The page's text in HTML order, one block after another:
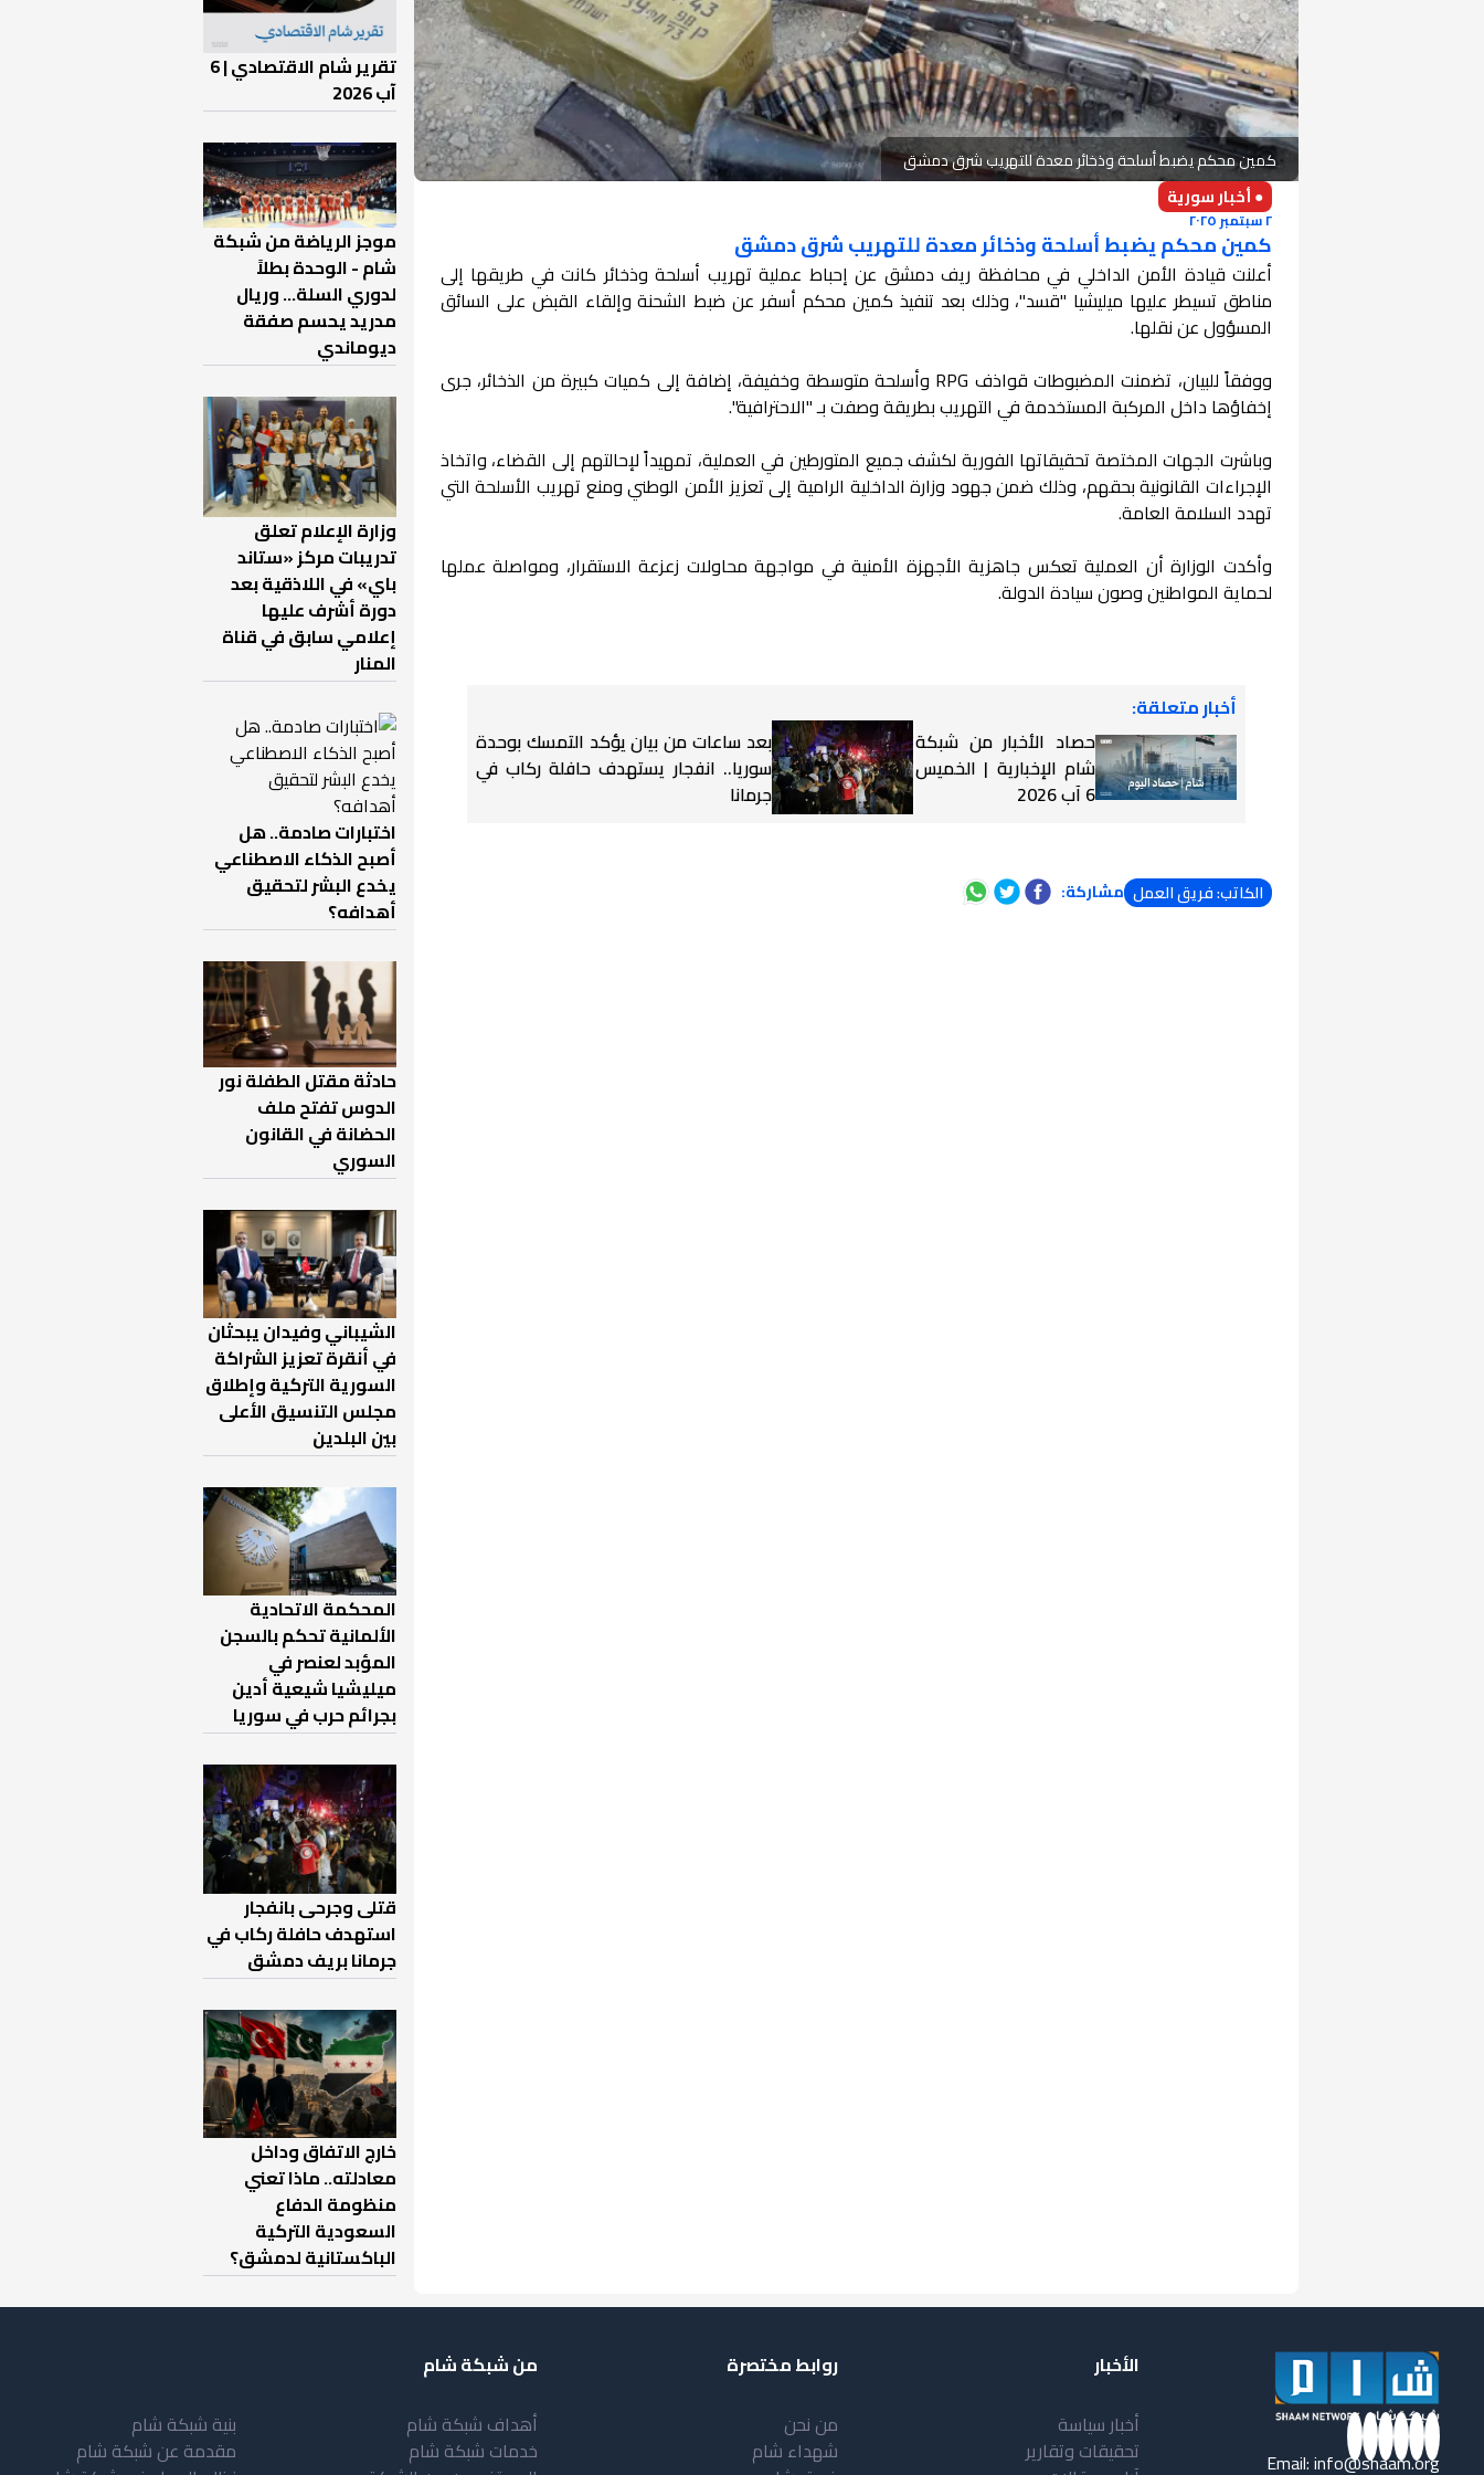
كمين محكم يضبط أسلحة وذخائر معدة للتهريب شرق دمشق
● أخبار سورية
٢ سبتمبر ٢٠٢٥
كمين محكم يضبط أسلحة وذخائر معدة للتهريب شرق دمشق
أعلنت قيادة الأمن الداخلي في محافظة ريف دمشق عن إحباط عملية تهريب أسلحة وذخائر كانت في طريقها إلى
مناطق تسيطر عليها ميليشيا "قسد"، وذلك بعد تنفيذ كمين محكم أسفر عن ضبط الشحنة وإلقاء القبض على السائق
المسؤول عن نقلها.
ووفقاً للبيان، تضمنت المضبوطات قواذف RPG وأسلحة متوسطة وخفيفة، إضافة إلى كميات كبيرة من الذخائر، جرى
إخفاؤها داخل المركبة المستخدمة في التهريب بطريقة وصفت بـ "الاحترافية".
وباشرت الجهات المختصة تحقيقاتها الفورية لكشف جميع المتورطين في العملية، تمهيداً لإحالتهم إلى القضاء، واتخاذ
الإجراءات القانونية بحقهم، وذلك ضمن جهود وزارة الداخلية الرامية إلى تعزيز الأمن الوطني ومنع تهريب الأسلحة التي
تهدد السلامة العامة.
وأكدت الوزارة أن العملية تعكس جاهزية الأجهزة الأمنية في مواجهة محاولات زعزعة الاستقرار، ومواصلة عملها
لحماية المواطنين وصون سيادة الدولة.
أخبار متعلقة:
حصاد الأخبار من شبكة
شام الإخبارية | الخميس
6 آب 2026
بعد ساعات من بيان يؤكد التمسك بوحدة
سوريا.. انفجار يستهدف حافلة ركاب في
جرمانا
الكاتب: فريق العمل مشاركة:
تقرير شام الاقتصادي | 6
آب 2026
موجز الرياضة من شبكة
شام - الوحدة بطلاً
لدوري السلة... وريال
مدريد يحسم صفقة
ديوماندي
وزارة الإعلام تعلق
تدريبات مركز «ستاند
باي» في اللاذقية بعد
دورة أشرف عليها
إعلامي سابق في قناة
المنار
اختبارات صادمة.. هل
أصبح الذكاء الاصطناعي
يخدع البشر لتحقيق
أهدافه؟
حادثة مقتل الطفلة نور
الدوس تفتح ملف
الحضانة في القانون
السوري
الشيباني وفيدان يبحثان
في أنقرة تعزيز الشراكة
السورية التركية وإطلاق
مجلس التنسيق الأعلى
بين البلدين
المحكمة الاتحادية
الألمانية تحكم بالسجن
المؤبد لعنصر في
ميليشيا شيعية أدين
بجرائم حرب في سوريا
قتلى وجرحى بانفجار
استهدف حافلة ركاب في
جرمانا بريف دمشق
خارج الاتفاق وداخل
معادلته.. ماذا تعني
منظومة الدفاع
السعودية التركية
الباكستانية لدمشق؟
Email:info@shaam.org
الأخبار
أخبار سياسة
تحقيقات وتقارير
روابط مختصرة
من نحن
شهداء شام
من شبكة شام
أهداف شبكة شام
خدمات شبكة شام
بنية شبكة شام
مقدمة عن شبكة شام